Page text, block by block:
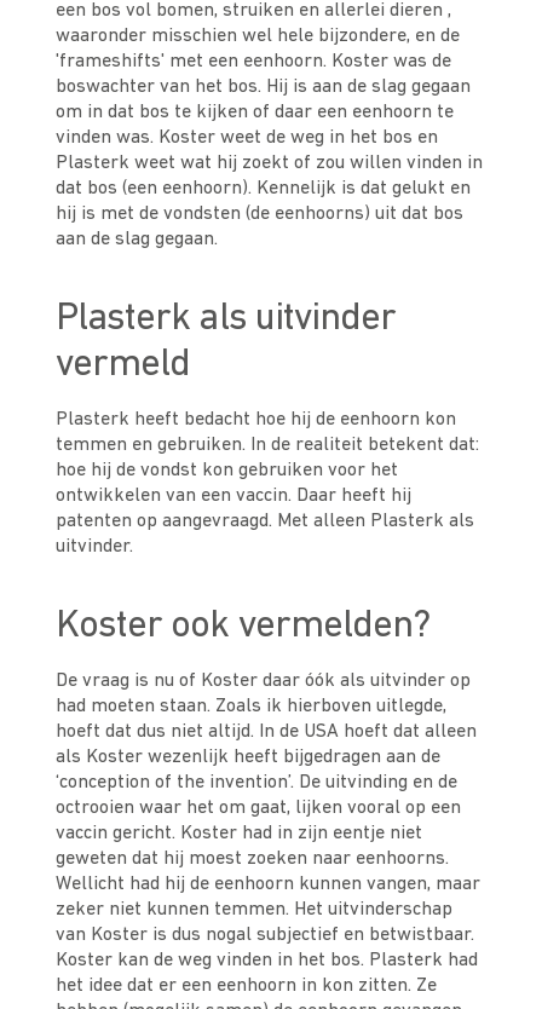
een bos vol bomen, struiken en allerlei dieren ,
waaronder misschien wel hele bijzondere, en de
'frameshifts' met een eenhoorn. Koster was de
boswachter van het bos. Hij is aan de slag gegaan
om in dat bos te kijken of daar een eenhoorn te
vinden was. Koster weet de weg in het bos en
Plasterk weet wat hij zoekt of zou willen vinden in
dat bos (een eenhoorn). Kennelijk is dat gelukt en
hij is met de vondsten (de eenhoorns) uit dat bos
aan de slag gegaan.
Plasterk als uitvinder
vermeld
Plasterk heeft bedacht hoe hij de eenhoorn kon
temmen en gebruiken. In de realiteit betekent dat:
hoe hij de vondst kon gebruiken voor het
ontwikkelen van een vaccin. Daar heeft hij
patenten op aangevraagd. Met alleen Plasterk als
uitvinder.
Koster ook vermelden?
De vraag is nu of Koster daar óók als uitvinder op
had moeten staan. Zoals ik hierboven uitlegde,
hoeft dat dus niet altijd. In de USA hoeft dat alleen
als Koster wezenlijk heeft bijgedragen aan de
‘conception of the invention’. De uitvinding en de
octrooien waar het om gaat, lijken vooral op een
vaccin gericht. Koster had in zijn eentje niet
geweten dat hij moest zoeken naar eenhoorns.
Wellicht had hij de eenhoorn kunnen vangen, maar
zeker niet kunnen temmen. Het uitvinderschap
van Koster is dus nogal subjectief en betwistbaar.
Koster kan de weg vinden in het bos. Plasterk had
het idee dat er een eenhoorn in kon zitten. Ze